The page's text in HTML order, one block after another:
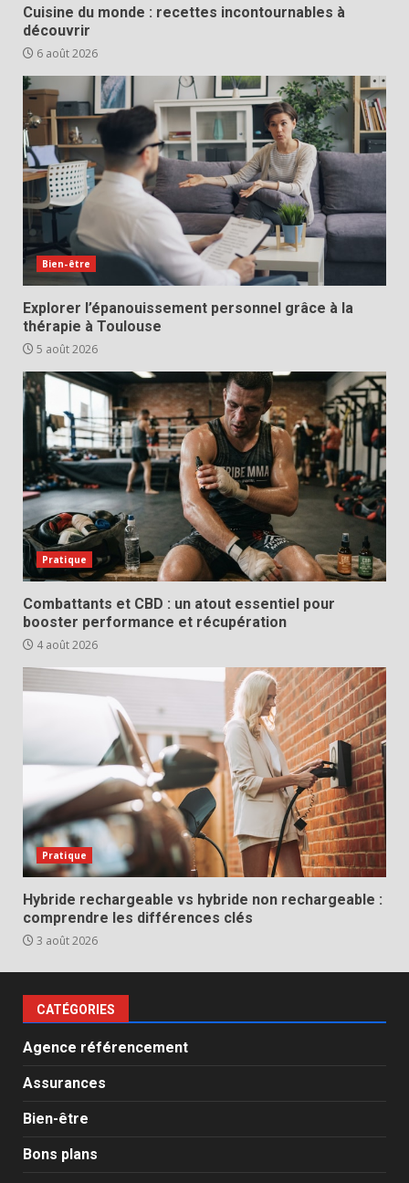
Cuisine du monde : recettes incontournables à
découvrir
6 août 2026
Bien-être
Explorer l’épanouissement personnel grâce à la
thérapie à Toulouse
5 août 2026
Pratique
Combattants et CBD : un atout essentiel pour
booster performance et récupération
4 août 2026
Pratique
Hybride rechargeable vs hybride non rechargeable :
comprendre les différences clés
3 août 2026
CATÉGORIES
Agence référencement
Assurances
Bien-être
Bons plans